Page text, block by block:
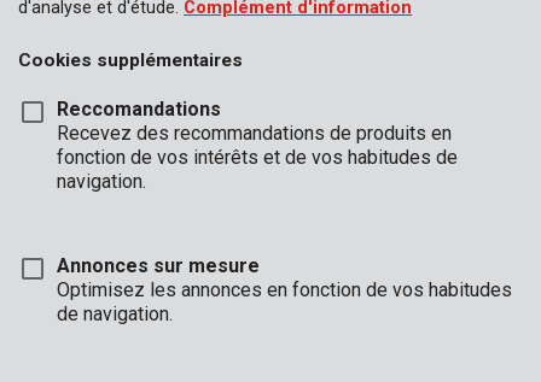
KRT010401
Foret béton Ø 3x60mm
d'analyse et d'étude. Complément d'information
Cookies supplémentaires
Reccomandations
Recevez des recommandations de produits en
fonction de vos intérêts et de vos habitudes de
navigation.
Annonces sur mesure
Optimisez les annonces en fonction de vos habitudes
de navigation.